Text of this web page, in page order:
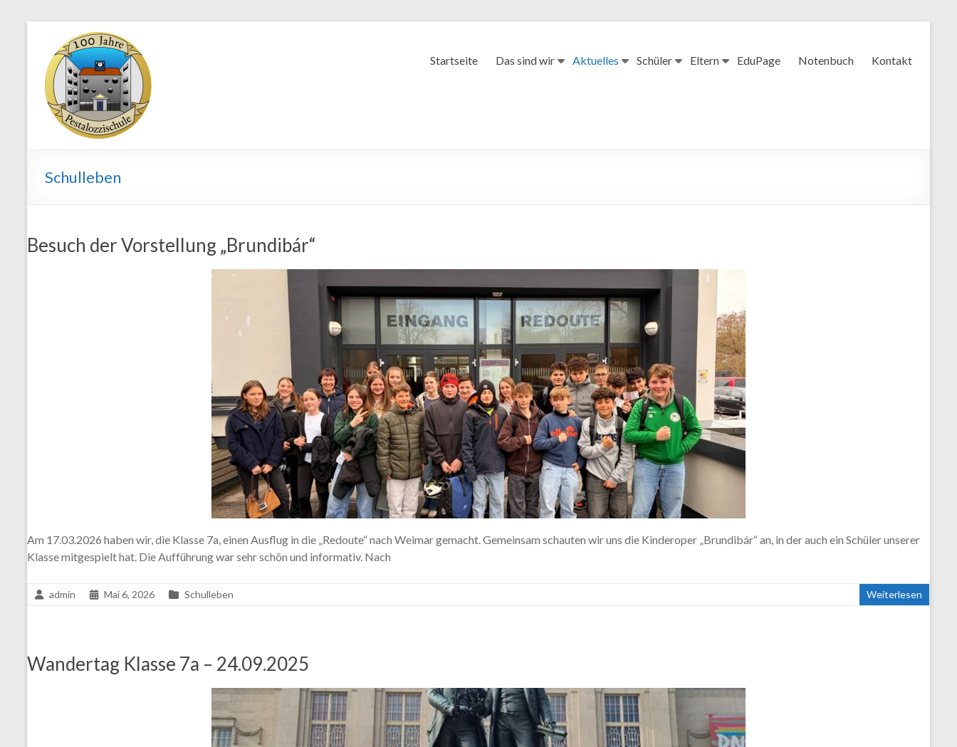
contentStaatliche
Regelschule
"Pestalozzi"
Weimar
Startseite Das sind wir Aktuelles Schüler Eltern EduPage Notenbuch Kontakt
Schulleben
Besuch der Vorstellung „Brundibár“
Am 17.03.2026 haben wir, die Klasse 7a, einen Ausflug in die „Redoute“ nach Weimar gemacht. Gemeinsam schauten wir uns die Kinderoper „Brundibár“ an, in der auch ein Schüler unserer
Klasse mitgespielt hat. Die Aufführung war sehr schön und informativ. Nach
admin Mai 6, 2026 Schulleben Weiterlesen
Wandertag Klasse 7a – 24.09.2025